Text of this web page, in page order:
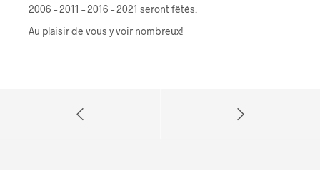
2006 – 2011 – 2016 – 2021 seront fêtés.
Au plaisir de vous y voir nombreux!